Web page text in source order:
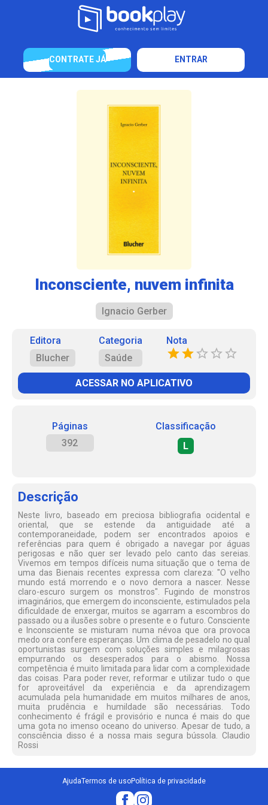
CONTRATE JÁ ENTRAR
Inconsciente, nuvem infinita
Ignacio Gerber
Editora
Blucher
Categoria
Saúde
Nota
ACESSAR NO APLICATIVO
Páginas
392
Classificação
L
Descrição
Neste livro, baseado em preciosa bibliografia ocidental e
oriental, que se estende da antiguidade até a
contemporaneidade, podem ser encontrados apoios e
referências para quem é obrigado a navegar por águas
perigosas e não quer ser levado pelo canto das sereias.
Vivemos em tempos difíceis numa situação que o tema de
uma das Bienais recentes expressa com clareza: "O velho
mundo está morrendo e o novo demora a nascer. Nesse
claro-escuro surgem os monstros". Fugindo de monstros
imaginários, que emergem do inconsciente, estimulados pela
dificuldade de enxergar, muitos se agarram a escombros do
passado ou a ilusões sobre o presente e o futuro. Consciente
e Inconsciente se misturam numa névoa que ora provoca
medo ora confere esperanças. Um clima de pesadelo no qual
oportunistas surgem com soluções simples e milagrosas
empurrando os desesperados para o abismo. Nossa
competência é muito limitada para lidar com a complexidade
das coisas. Para poder rever, reformar e utilizar tudo o que
for aproveitável da experiência e da aprendizagem
acumulada pela humanidade em muitos milhares de anos,
muita prudência e humildade são necessárias. Todo
conhecimento é frágil e provisório e nunca é mais do que
uma gota no imenso oceano do universo. Apesar de tudo, a
consciência disso é a nossa mais segura bússola. Claudio
Rossi
AjudaTermos de usoPolítica de privacidade